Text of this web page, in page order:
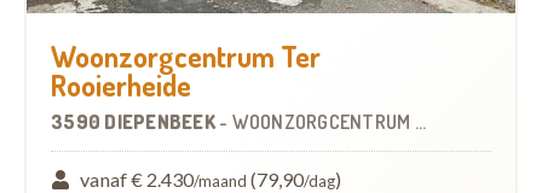
Woonzorgcentrum Ter
Rooierheide
3590 DIEPENBEEK- WOONZORGCENTRUM (WZC)
vanaf € 2.430/maand (79,90/dag)